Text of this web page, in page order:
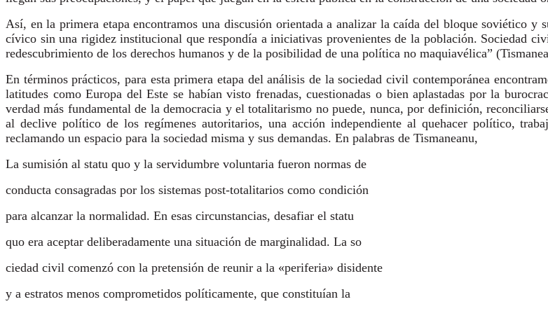
Así, en la primera etapa encontramos una discusión orientada a analizar la caída del bloque soviético
cívico sin una rigidez institucional que respondía a iniciativas provenientes de la población. Sociedad
redescubrimiento de los derechos humanos y de la posibilidad de una política no maquiavélica”
En términos prácticos, para esta primera etapa del análisis de la sociedad civil contemporánea
latitudes como Europa del Este se habían visto frenadas, cuestionadas o bien aplastadas por la
verdad más fundamental de la democracia y el totalitarismo no puede, nunca, por definición,
al declive político de los regímenes autoritarios, una acción independiente al quehacer político,
reclamando un espacio para la sociedad misma y sus demandas. En palabras de Tismaneanu,
La sumisión al statu quo y la servidumbre voluntaria fueron normas de
conducta consagradas por los sistemas post-totalitarios como condición
para alcanzar la normalidad. En esas circunstancias, desafiar el statu
quo era aceptar deliberadamente una situación de marginalidad. La so
ciedad civil comenzó con la pretensión de reunir a la «periferia» disidente
y a estratos menos comprometidos políticamente, que constituían la